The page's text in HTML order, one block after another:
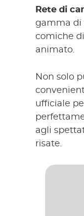
Rete di
gamma di
comiche di
animato.
Non solo
ufficiale
agli
risate.